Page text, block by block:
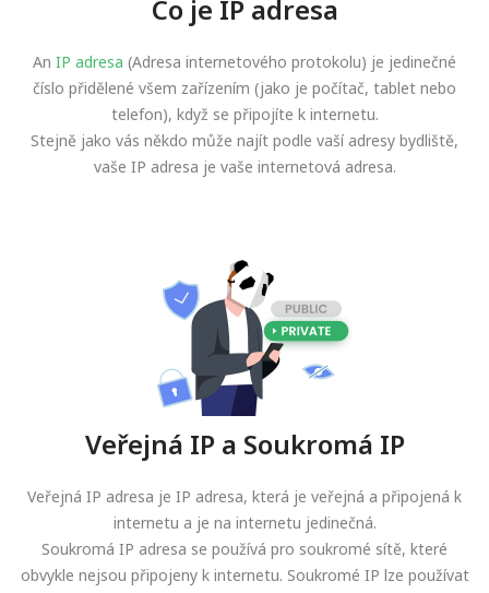
Co je IP adresa
An IP adresa (Adresa internetového protokolu) je jedinečné
číslo přidělené všem zařízením (jako je počítač, tablet nebo
telefon), když se připojíte k internetu.
Stejně jako vás někdo může najít podle vaší adresy bydliště,
vaše IP adresa je vaše internetová adresa.
Veřejná IP a Soukromá IP
Veřejná IP adresa je IP adresa, která je veřejná a připojená k
internetu a je na internetu jedinečná.
Soukromá IP adresa se používá pro soukromé sítě, které
obvykle nejsou připojeny k internetu. Soukromé IP lze používat